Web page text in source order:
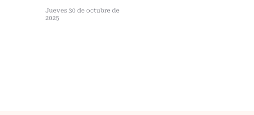
Jueves 30 de octubre de
2025